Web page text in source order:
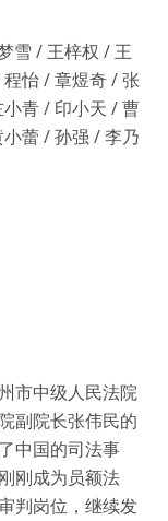
雪 / 王梓权 / 王
怡 / 章煜奇 / 张
青 / 印小天 / 曹
蕾 / 孙强 / 李乃
市中级人民法院
副院长张伟民的
中国的司法事
刚成为员额法
判岗位，继续发